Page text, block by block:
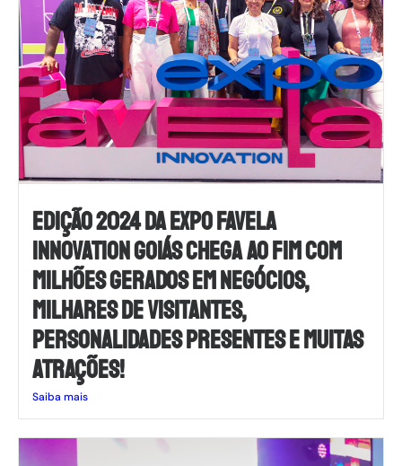
EDIÇÃO 2024 DA EXPO FAVELA
INNOVATION GOIÁS CHEGA AO FIM COM
MILHÕES GERADOS EM NEGÓCIOS,
MILHARES DE VISITANTES,
PERSONALIDADES PRESENTES E MUITAS
ATRAÇÕES!
Saiba mais